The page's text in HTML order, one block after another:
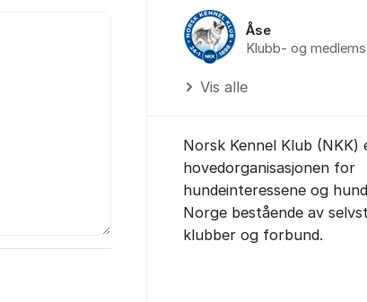
Åse
Klubb- og
Vis alle
Norsk Kennel Klub (NKK)
hovedorganisasjonen for
hundeinteressene og
Norge bestående av
klubber og forbund.